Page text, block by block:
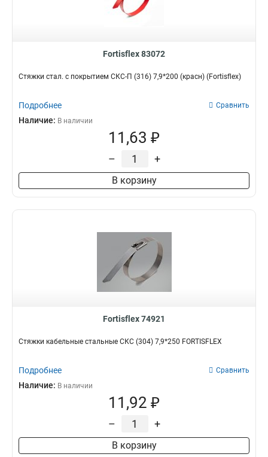
Fortisflex 83072
Стяжки стал. с покрытием СКС-П (316) 7,9*200 (красн) (Fortisflex)
Подробнее Сравнить
Наличие: В наличии
11,63 ₽
– +
В корзину
Fortisflex 74921
Стяжки кабельные стальные СКС (304) 7,9*250 FORTISFLEX
Подробнее Сравнить
Наличие: В наличии
11,92 ₽
– +
В корзину